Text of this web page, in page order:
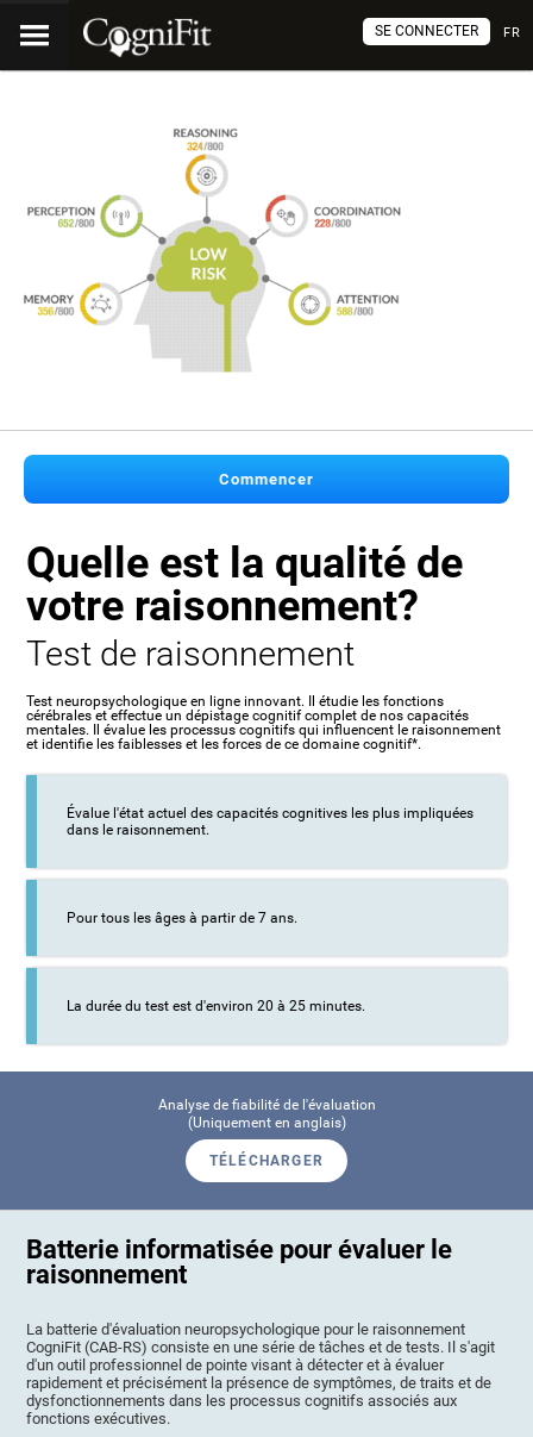
FR
SE CONNECTER
Commencer
Quelle est la qualité de
votre raisonnement?
Test de raisonnement
Test neuropsychologique en ligne innovant. Il étudie les fonctions
cérébrales et effectue un dépistage cognitif complet de nos capacités
mentales. Il évalue les processus cognitifs qui influencent le raisonnement
et identifie les faiblesses et les forces de ce domaine cognitif*.
Évalue l'état actuel des capacités cognitives les plus impliquées
dans le raisonnement.
Pour tous les âges à partir de 7 ans.
La durée du test est d'environ 20 à 25 minutes.
Analyse de fiabilité de l'évaluation
(Uniquement en anglais)
TÉLÉCHARGER
Batterie informatisée pour évaluer le
raisonnement
La batterie d'évaluation neuropsychologique pour le raisonnement
CogniFit (CAB-RS) consiste en une série de tâches et de tests. Il s'agit
d'un outil professionnel de pointe visant à détecter et à évaluer
rapidement et précisément la présence de symptômes, de traits et de
dysfonctionnements dans les processus cognitifs associés aux
fonctions exécutives.